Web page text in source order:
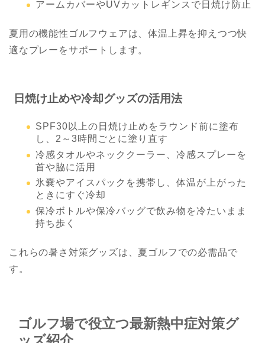
アームカバーやUVカットレギンスで日焼け防止
夏用の機能性ゴルフウェアは、体温上昇を抑えつつ快
適なプレーをサポートします。
日焼け止めや冷却グッズの活用法
SPF30以上の日焼け止めをラウンド前に塗布
し、2～3時間ごとに塗り直す
冷感タオルやネッククーラー、冷感スプレーを
首や脇に活用
氷嚢やアイスパックを携帯し、体温が上がった
ときにすぐ冷却
保冷ボトルや保冷バッグで飲み物を冷たいまま
持ち歩く
これらの暑さ対策グッズは、夏ゴルフでの必需品で
す。
ゴルフ場で役立つ最新熱中症対策グ